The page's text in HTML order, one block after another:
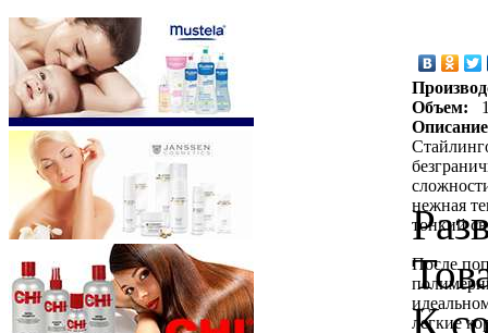
Объем:
нежная
тонкий
После
легкие
К